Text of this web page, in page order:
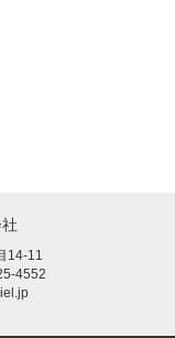
14-11
4552